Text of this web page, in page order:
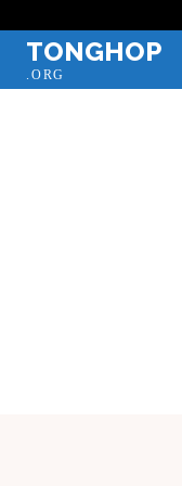
TONGHOP
.ORG